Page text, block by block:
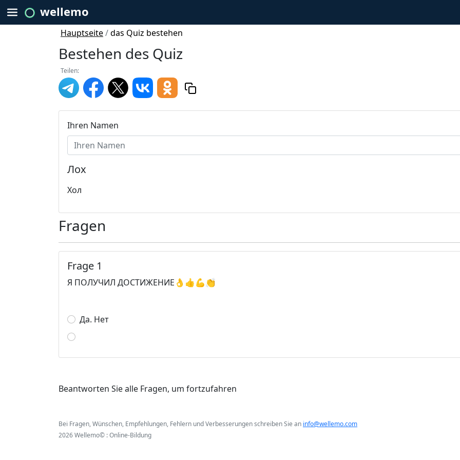
wellemo
Hauptseite/das Quiz bestehen
Bestehen des Quiz
Teilen:
Ihren Namen
Лох
Хол
Fragen
Frage 1
Я ПОЛУЧИЛ ДОСТИЖЕНИЕ👌👍💪👏
Да. Нет
Beantworten Sie alle Fragen, um fortzufahren
Bei Fragen, Wünschen, Empfehlungen, Fehlern und Verbesserungen schreiben Sie an info@wellemo.com
2026 Wellemo© : Online-Bildung